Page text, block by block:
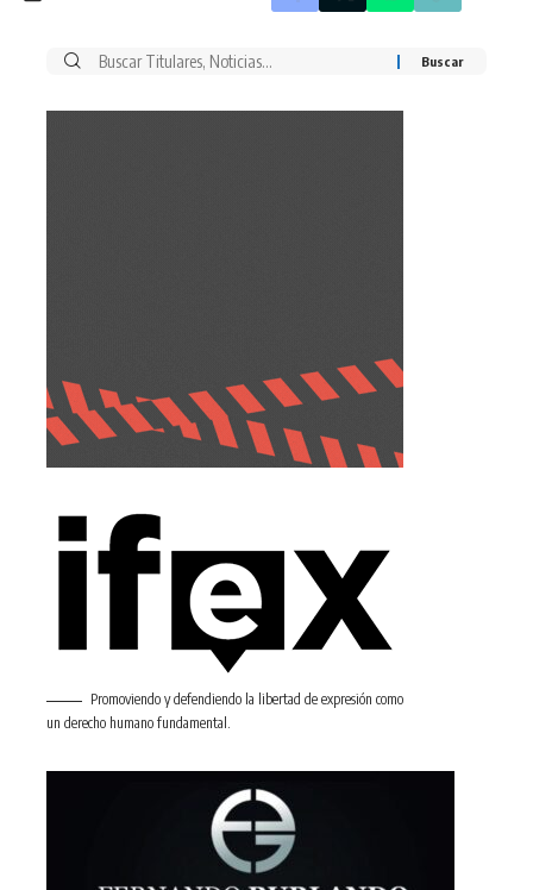
Buscar
Promoviendo y defendiendo la libertad de expresión como
un derecho humano fundamental.